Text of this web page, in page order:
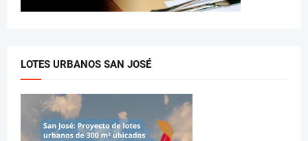
LOTES URBANOS SAN JOSÉ